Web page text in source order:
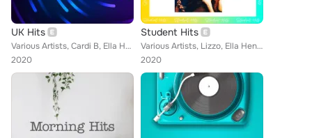
UK Hits
Various Artists, Cardi B, Ella Henderson, Missy Elliott, Roddy Ricch, Elderbrook, Joel Corry, JC Stewart, chloe moriondo, Dua Li...
2020
Student Hits
Various Artists, Lizzo, Ella Henderson, 2KBABY, Elderbrook, Joel Corry, JC Stewart, The Magician, Dua Lipa, Blinkie, S1mba, PART...
2020